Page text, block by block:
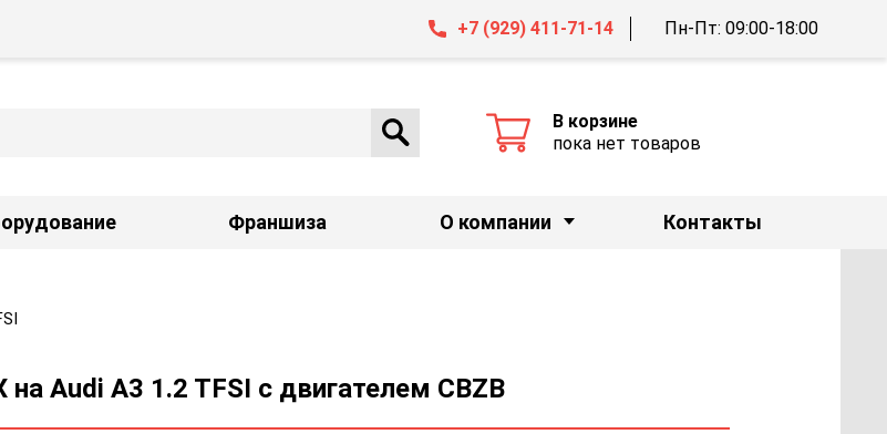
Франшиза О компании Контакты
+7 (929) 411-71-14 Пн-Пт: 09:00-18:00
В корзине
пока нет товаров
Audi A3 1.2 TFSI с двигателем CBZB